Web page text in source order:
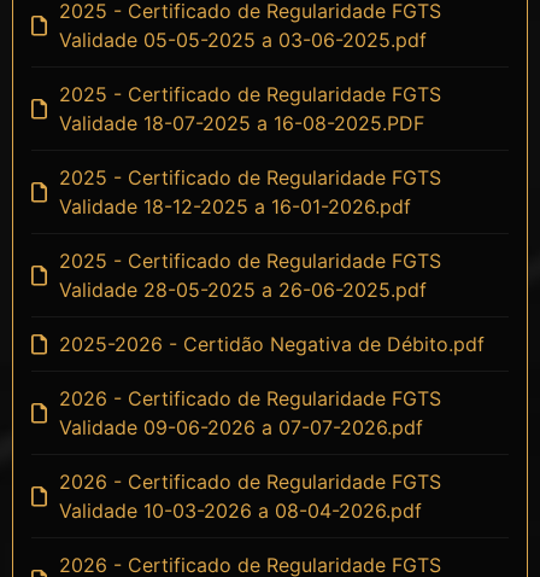
2025 - Certificado de Regularidade FGTS
Validade 05-05-2025 a 03-06-2025.pdf
2025 - Certificado de Regularidade FGTS
Validade 18-07-2025 a 16-08-2025.PDF
2025 - Certificado de Regularidade FGTS
Validade 18-12-2025 a 16-01-2026.pdf
2025 - Certificado de Regularidade FGTS
Validade 28-05-2025 a 26-06-2025.pdf
2025-2026 - Certidão Negativa de Débito.pdf
2026 - Certificado de Regularidade FGTS
Validade 09-06-2026 a 07-07-2026.pdf
2026 - Certificado de Regularidade FGTS
Validade 10-03-2026 a 08-04-2026.pdf
2026 - Certificado de Regularidade FGTS